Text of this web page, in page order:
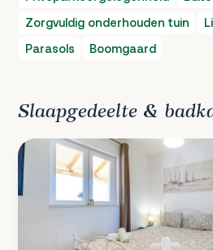
Zorgvuldig onderhouden tuin
Parasols
Boomgaard
Slaapgedeelte &